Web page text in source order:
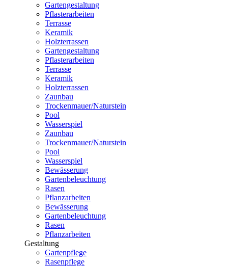
Gartengestaltung
Pflasterarbeiten
Terrasse
Keramik
Holzterrassen
Gartengestaltung
Pflasterarbeiten
Terrasse
Keramik
Holzterrassen
Zaunbau
Trockenmauer/Naturstein
Pool
Wasserspiel
Zaunbau
Trockenmauer/Naturstein
Pool
Wasserspiel
Bewässerung
Gartenbeleuchtung
Rasen
Pflanzarbeiten
Bewässerung
Gartenbeleuchtung
Rasen
Pflanzarbeiten
Gestaltung
Gartenpflege
Rasenpflege